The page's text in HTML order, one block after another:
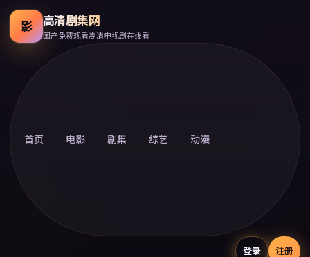
影 高清剧集网
国产免费观看高清电视剧在线看
首页 电影 剧集 综艺 动漫
登录 注册